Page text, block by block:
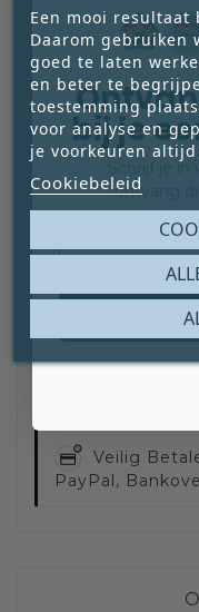
 IN


1000
Veilig
PayPal,
Een mooi
Daarom gebruiken
goed te laten
en beter te
toestemming
voor analyse en
je voorkeuren altijd
Cookiebeleid
bij je
ontvang
Claim